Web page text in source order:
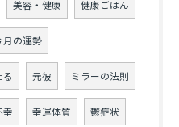
美容・健康 健康ごはん
月の運勢
元彼 ミラーの法則
幸 幸運体質 鬱症状